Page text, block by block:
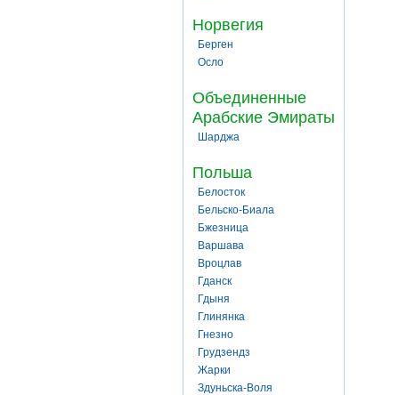
Норвегия
Берген
Осло
Объединенные
Арабские Эмираты
Шарджа
Польша
Белосток
Бельско-Биала
Бжезница
Варшава
Вроцлав
Гданск
Гдыня
Глинянка
Гнезно
Грудзендз
Жарки
Здуньска-Воля